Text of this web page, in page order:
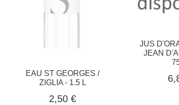
EAU ST GEORGES /
ZIGLIA - 1.5 L
2,50 €
JUS
JEAN
75CL
6,80